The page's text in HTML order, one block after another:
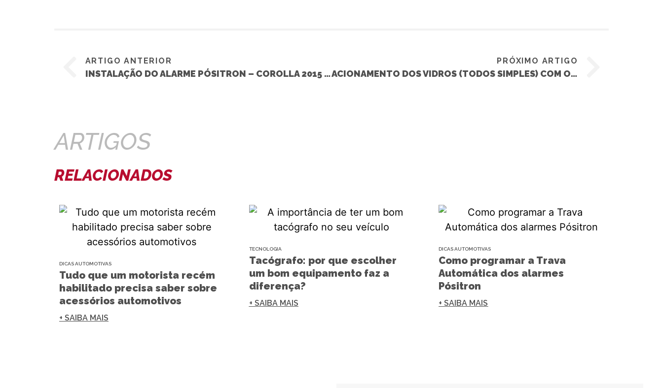
ARTIGO ANTERIOR
INSTALAÇÃO DO ALARME PÓSITRON – COROLLA 2015 (TOYOTA)
PRÓXIMO ARTIGO
ACIONAMENTO DOS VIDROS (TODOS SIMPLES) COM O PRONNECT 480AE – ETIOS (TOYOTA)
ARTIGOS
RELACIONADOS
DICAS AUTOMOTIVAS
Tudo que um motorista recém
habilitado precisa saber sobre
acessórios automotivos
+ SAIBA MAIS
TECNOLOGIA
Tacógrafo: por que escolher
um bom equipamento faz a
diferença?
+ SAIBA MAIS
DICAS AUTOMOTIVAS
Como programar a Trava
Automática dos alarmes
Pósitron
+ SAIBA MAIS